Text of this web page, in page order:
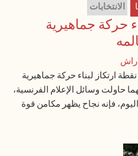
الانتخابات
بناء حركة جماهيرية
إنها نقطة ارتكاز لبناء حركة جماهيرية
حاولت وسائل الإعلام الفرنسية،
فإنه نجاح يظهر مكامن قوة